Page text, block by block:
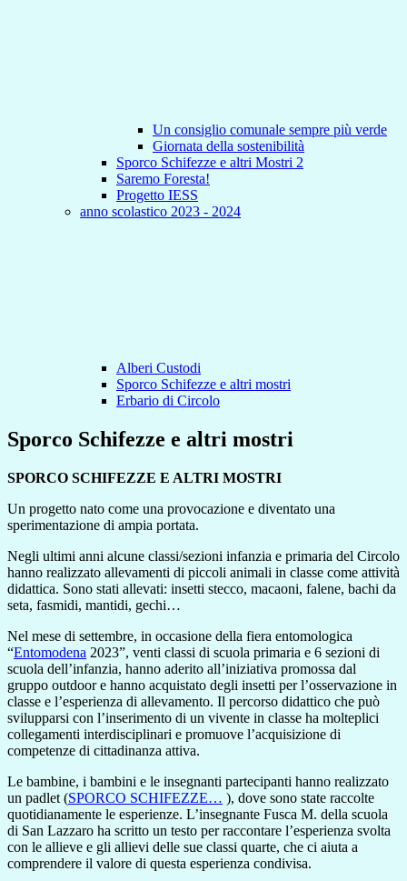
Un consiglio comunale sempre più verde
Giornata della sostenibilità
Sporco Schifezze e altri Mostri 2
Saremo Foresta!
Progetto IESS
anno scolastico 2023 - 2024
Alberi Custodi
Sporco Schifezze e altri mostri
Erbario di Circolo
Sporco Schifezze e altri mostri
SPORCO SCHIFEZZE E ALTRI MOSTRI
Un progetto nato come una provocazione e diventato una
sperimentazione di ampia portata.
Negli ultimi anni alcune classi/sezioni infanzia e primaria del Circolo
hanno realizzato allevamenti di piccoli animali in classe come attività
didattica. Sono stati allevati: insetti stecco, macaoni, falene, bachi da
seta, fasmidi, mantidi, gechi…
Nel mese di settembre, in occasione della fiera entomologica
“Entomodena 2023”, venti classi di scuola primaria e 6 sezioni di
scuola dell’infanzia, hanno aderito all’iniziativa promossa dal
gruppo outdoor e hanno acquistato degli insetti per l’osservazione in
classe e l’esperienza di allevamento. Il percorso didattico che può
svilupparsi con l’inserimento di un vivente in classe ha molteplici
collegamenti interdisciplinari e promuove l’acquisizione di
competenze di cittadinanza attiva.
Le bambine, i bambini e le insegnanti partecipanti hanno realizzato
un padlet (SPORCO SCHIFEZZE… ), dove sono state raccolte
quotidianamente le esperienze. L’insegnante Fusca M. della scuola
di San Lazzaro ha scritto un testo per raccontare l’esperienza svolta
con le allieve e gli allievi delle sue classi quarte, che ci aiuta a
comprendere il valore di questa esperienza condivisa.